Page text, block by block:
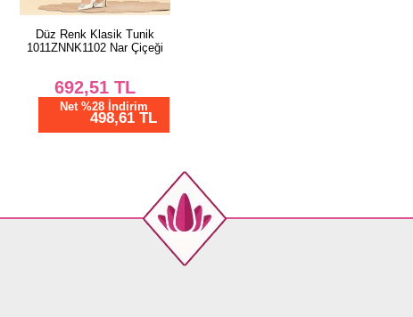
Düz Renk Klasik Tunik
1011ZNNK1102 Nar Çiçeği
692,51 TL
Net %28 İndirim
498,61 TL